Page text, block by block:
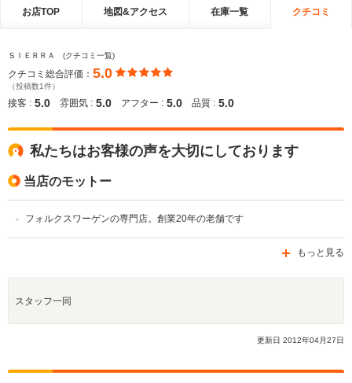
お店TOP 地図&アクセス 在庫一覧 クチコミ
ＳＩＥＲＲＡ (クチコミ一覧)
クチコミ総合評価： 5.0
（投稿数1件）
接客 : 5.0 雰囲気 : 5.0 アフター : 5.0 品質 : 5.0
私たちはお客様の声を大切にしております
当店のモットー
フォルクスワーゲンの専門店。創業20年の老舗です
もっと見る
スタッフ一同
更新日 2012年04月27日